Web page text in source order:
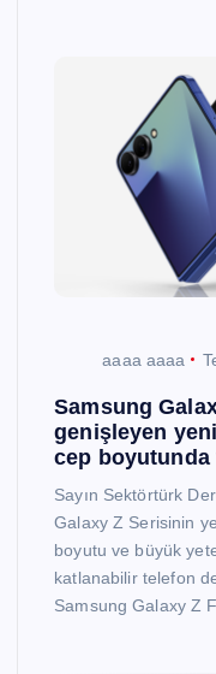
aaaa aaaa
Samsung
genişleyen
cep boyutunda
Sayın Sektörtürk
Galaxy Z Serisinin
boyutu ve büyük
katlanabilir telefon
Samsung Galaxy Z